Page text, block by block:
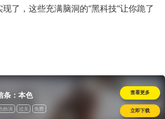
了，这些充满脑洞的“黑科技”让你跪了
条：本色
扮演 过关 免费
查看更多
立即下载